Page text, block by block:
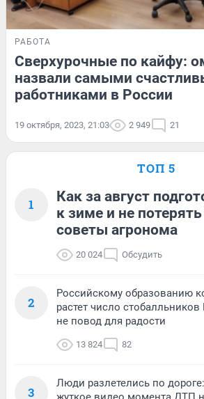
РАБОТА
Сверхурочные по кайфу:
назвали самыми
работниками в России
19 октября, 2023, 21:03 2 949 21
ТОП 5
1
Как за август
к зиме и не
советы агронома
20 024 Обсудить
2
Российскому образованию
растет число
не повод для радости
13 824 82
3
Люди разлетелись по